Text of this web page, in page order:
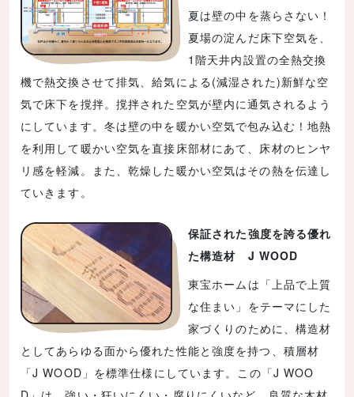
夏は壁の中を蒸らさない！
夏場の淀んだ床下空気を、
1階天井内設置の全熱交換
機で熱交換させて排気、給気による(減湿された)新鮮な空
気で床下を撹拌。撹拌された空気が壁内に通気されるよう
にしています。冬は壁の中を暖かい空気で包み込む！地熱
を利用して暖かい空気を直接床部材にあて、床材のヒンヤ
リ感を軽減。また、乾燥した暖かい空気はその熱を伝達し
ていきます。
保証された強度を誇る優れ
た構造材 J WOOD
東宝ホームは「上品で上質
な住まい」をテーマにした
家づくりのために、構造材
としてあらゆる面から優れた性能と強度を持つ、積層材
「J WOOD」を標準仕様にしています。この「J WOO